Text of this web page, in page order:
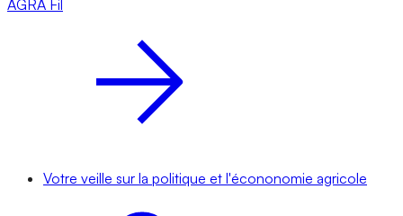
AGRA Fil
Votre veille sur la politique et l'écononomie agricole